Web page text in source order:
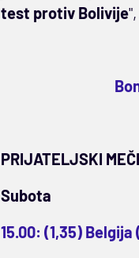
test protiv Bolivije
PRIJATELJSKI
Subota
15.00: (1,35)